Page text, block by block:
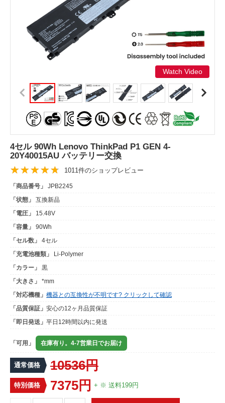
Watch Video
4セル 90Wh Lenovo ThinkPad P1 GEN 4-
20Y40015AU バッテリー交換
1011件のショップレビュー
「商品番号」
JPB2245
「状態」
互換新品
「電圧」
15.48V
「容量」
90Wh
「セル数」
4セル
「充電池種類」
Li-Polymer
「カラー」
黒
「大きさ」
*mm
「対応機種」 機器との互換性が不明です? クリックして確認
「品質保証」 安心の12ヶ月品質保証
「即日発送」 平日12時間以内に発送
「可用」 在庫有り。4-7営業日でお届け
通常価格 10536円
特別価格 7375円 + ※ 送料199円